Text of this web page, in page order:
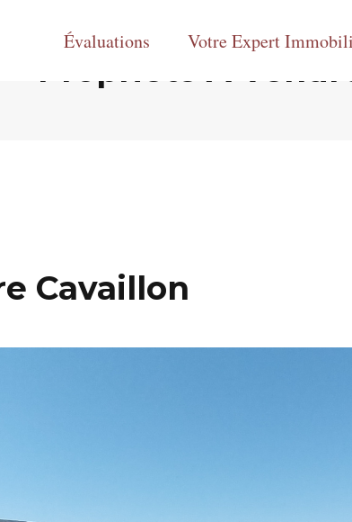
Évaluations Votre Expert
Propriété A
Cavaillon